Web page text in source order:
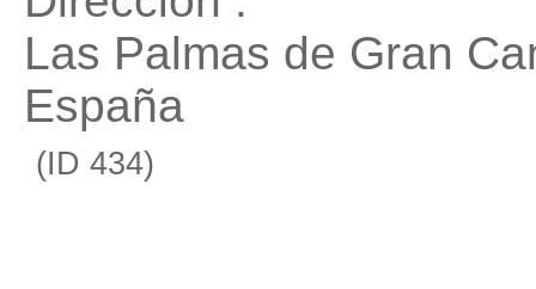
Las Palmas de Gran
España
(ID 434)